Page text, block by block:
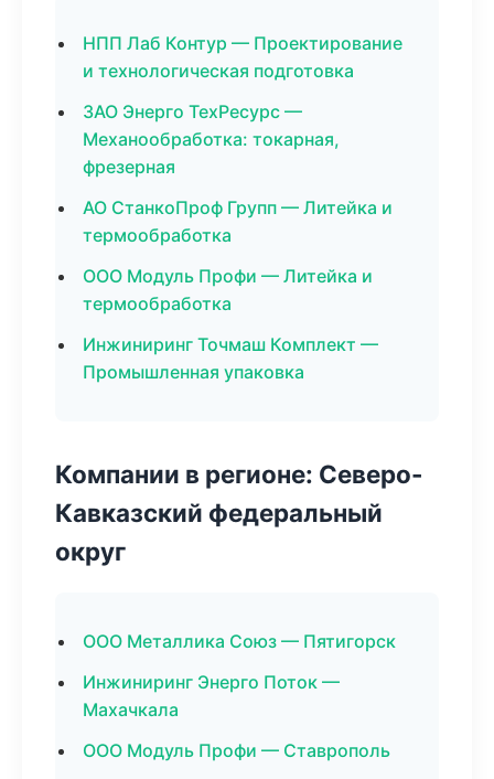
НПП Лаб Контур — Проектирование
и технологическая подготовка
ЗАО Энерго ТехРесурс —
Механообработка: токарная,
фрезерная
АО СтанкоПроф Групп — Литейка и
термообработка
ООО Модуль Профи — Литейка и
термообработка
Инжиниринг Точмаш Комплект —
Промышленная упаковка
Компании в регионе: Северо-
Кавказский федеральный
округ
ООО Металлика Союз — Пятигорск
Инжиниринг Энерго Поток —
Махачкала
ООО Модуль Профи — Ставрополь